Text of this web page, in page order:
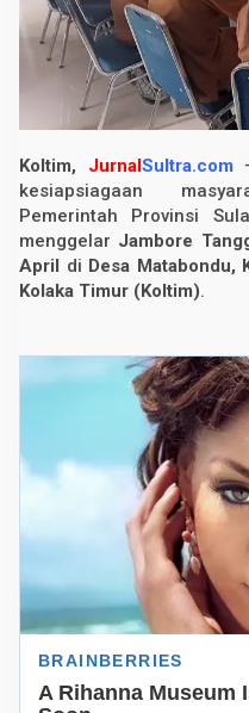
n
g
g
h
B
e
n
a
n
a
2
5
d
i
K
o
l
t
m
,
S
i
n
r
t
Koltim, Jurnal Sultra.com
kesiapsiagaan
Pemerintah Provinsi
menggelar Jambore
April
di Desa Matabondu,
Kolaka Timur (Koltim).